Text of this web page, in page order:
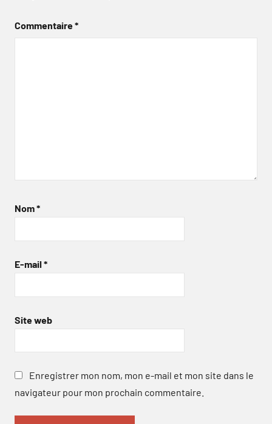
Commentaire*
Nom*
E-mail *
Site web
Enregistrer mon nom, mon e-mail et mon site dans le
navigateur pour mon prochain commentaire.